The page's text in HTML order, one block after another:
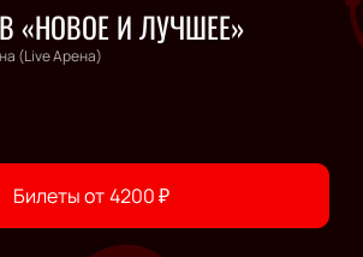
«НОВОЕ И ЛУЧШЕЕ»
(Live Арена)
Билеты от4200₽